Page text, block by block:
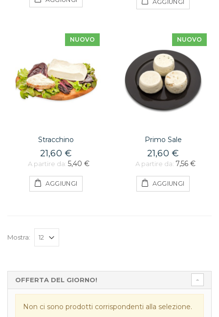
AGGIUNGI
NUOVO
Stracchino
21,60 €
A partire da: 5,40 €
AGGIUNGI
NUOVO
Primo Sale
21,60 €
A partire da: 7,56 €
AGGIUNGI
Mostra:
OFFERTA DEL GIORNO!
Non ci sono prodotti corrispondenti alla selezione.